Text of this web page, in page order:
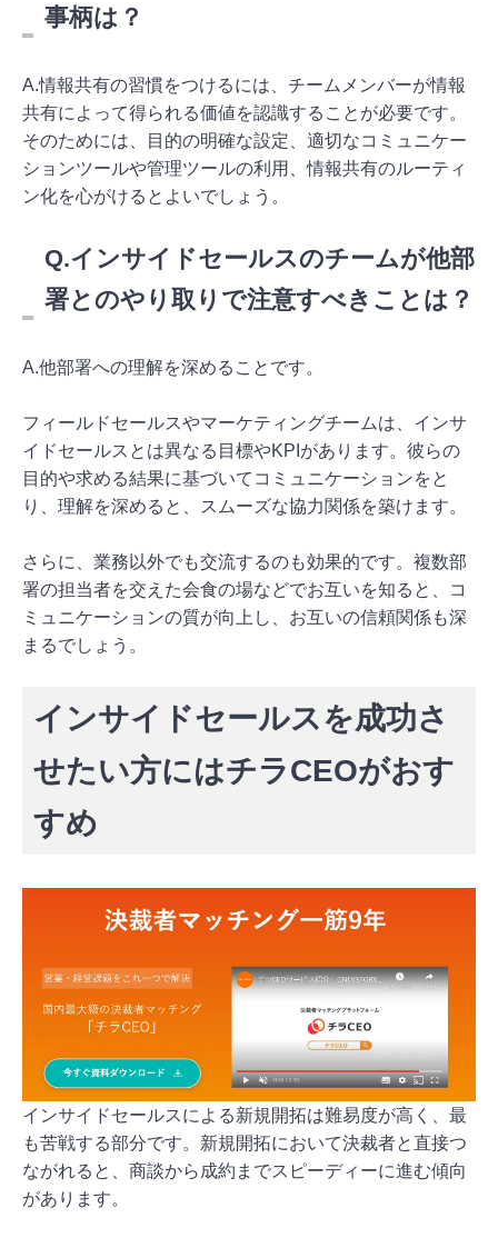
事柄は？
A.情報共有の習慣をつけるには、チームメンバーが情報
共有によって得られる価値を認識することが必要です。
そのためには、目的の明確な設定、適切なコミュニケー
ションツールや管理ツールの利用、情報共有のルーティ
ン化を心がけるとよいでしょう。
Q.インサイドセールスのチームが他部
署とのやり取りで注意すべきことは？
A.他部署への理解を深めることです。
フィールドセールスやマーケティングチームは、インサ
イドセールスとは異なる目標やKPIがあります。彼らの
目的や求める結果に基づいてコミュニケーションをと
り、理解を深めると、スムーズな協力関係を築けます。
さらに、業務以外でも交流するのも効果的です。複数部
署の担当者を交えた会食の場などでお互いを知ると、コ
ミュニケーションの質が向上し、お互いの信頼関係も深
まるでしょう。
インサイドセールスを成功さ
せたい方にはチラCEOがおす
すめ
インサイドセールスによる新規開拓は難易度が高く、最
も苦戦する部分です。新規開拓において決裁者と直接つ
ながれると、商談から成約までスピーディーに進む傾向
があります。